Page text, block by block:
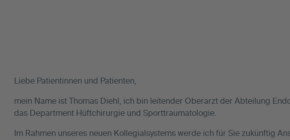
Liebe Patientinnen und Patienten,
mein Name ist Thomas Diehl, ich bin leitender Oberarzt der Abteilung
das Department Hüftchirurgie und Sporttraumatologie.
Im Rahmen unseres neuen Kollegialsystems werde ich für Sie zukünftig